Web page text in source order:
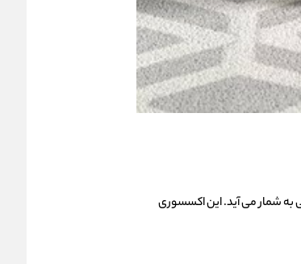
به شمار می‌ آید. این اکسسوری